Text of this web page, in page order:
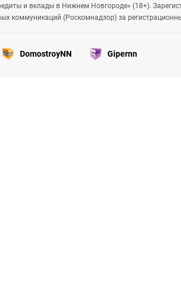
и вклады в Нижнем Новгороде» (18+).
коммуникаций (Роскомнадзор) за
DomostroyNN Gipernn